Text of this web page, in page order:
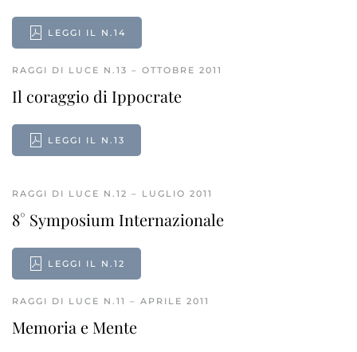
LEGGI IL N.14
RAGGI DI LUCE N.13 – OTTOBRE 2011
Il coraggio di Ippocrate
LEGGI IL N.13
RAGGI DI LUCE N.12 – LUGLIO 2011
8° Symposium Internazionale
LEGGI IL N.12
RAGGI DI LUCE N.11 – APRILE 2011
Memoria e Mente